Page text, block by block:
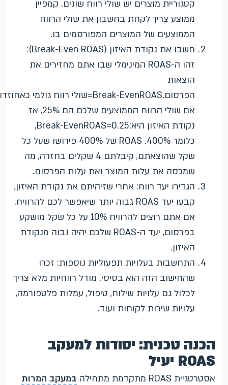
קטגוריית מוצרים יש שולי רווח שונים. קמפיין
ממוצע צריך לקחת בחשבון את שולי הרווח
הממוצעים של המוצרים המפורסמים בו.
חשבו את נקודת האיזון (Break-Even ROAS):
זהו ה-ROAS המינימלי שבו אתם מחזירים את
הוצאות
הפרסום.
Break−EvenROAS
=שולי רווח גולמי כאחוז
אם שולי הרווח הממוצעים שלכם הם 25%, אז
נקודת האיזון היא:
Break−EvenROAS=0.25
,
כלומר 400%. ROAS של 400% פירושו שעל כל
שקל שהוצאתם, קיבלתם 4 שקלים בחזרה, מה
שמכסה את עלות המוצר ואת עלות הפרסום.
הגדירו יעד רווח: אחרי שזיהיתם את נקודת האיזון,
קבעו יעד ROAS גבוה יותר שיאפשר לכם להרוויח.
אם אתם רוצים להרוויח 10% על כל שקל מושקע
בפרסום, יעד ה-ROAS שלכם יהיה גבוה מנקודת
האיזון.
התחשבות בעלויות תפעוליות נוספות: זכרו
שהחישוב הזה הוא בסיסי. מודל רווחיות מלא צריך
לכלול גם עלויות שילוח, טיפול, עמלות פלטפורמה,
עלויות שירות לקוחות ועוד.
הכנה טכנית: יסודות למעקב
ROAS יעיל
אסטרטגיית ROAS מתקדמת מתחילה
במעקב המרות